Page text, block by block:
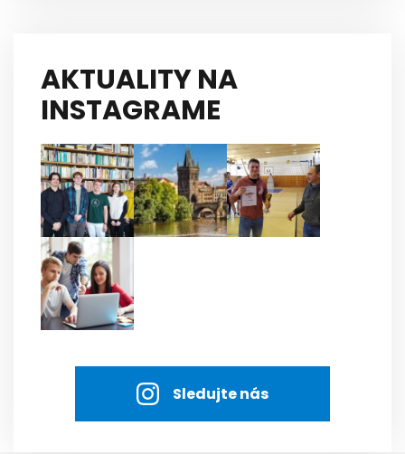
AKTUALITY NA
INSTAGRAME
Sledujte nás